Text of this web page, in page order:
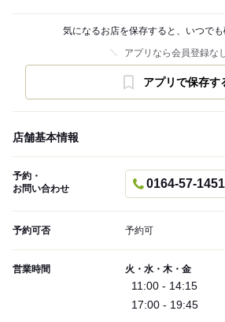
気になるお店を保存すると、いつでも
アプリなら会員登録な
アプリで保存す
店舗基本情報
予約・
お問い合わせ
0164-57-1451
予約可否 予約可
営業時間 火・水・木・金
11:00 - 14:15
17:00 - 19:45